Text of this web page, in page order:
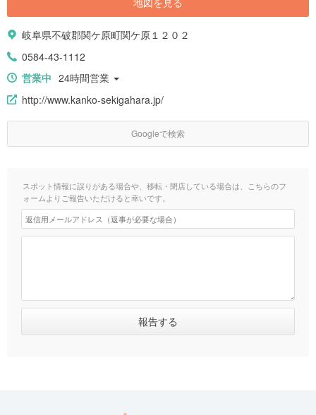
岐阜県不破郡関ケ原町関ケ原１２０２
0584-43-1112
営業中 24時間営業
http://www.kanko-sekigahara.jp/
Googleで検索
スポット情報に誤りがある場合や、移転・閉店している場合は、こちらのフ
ォームよりご報告いただけると幸いです。